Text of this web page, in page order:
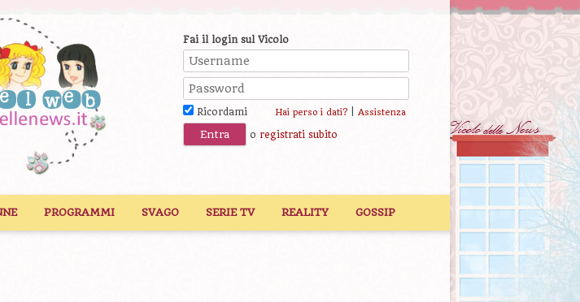
Fai il login sul Vicolo
Ricordami Hai perso i dati?| Assistenza
o registrati subito
PROGRAMMI SVAGO SERIE TV REALITY GOSSIP